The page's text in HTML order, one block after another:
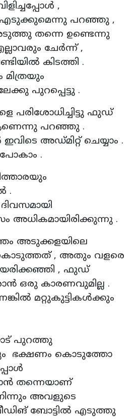
,
പറഞ്ഞു ,
തന്നെ ഉണ്ടെന്നു
ചേർന്ന് ,
കിടത്തി .
പുറപ്പെട്ടു .
പരിശോധിച്ചിട്ടു ഫുഡ്
പറഞ്ഞു .
ഇവിടെ അഡ്മിറ്റ് ചെയ്യാം .
.
.
അധികമായിരിക്കുന്നു .
അടുക്കളയിലെ
, അതും വളരെ
, ഫുഡ്
ഒരു കാരണവുമില്ല .
മറ്റുകുട്ടികൾക്കും
പുറത്തു
ഭക്ഷണം കൊടുത്തോ
തന്നെയാണ്
അവളുടെ
ബോട്ടിൽ എടുത്തു